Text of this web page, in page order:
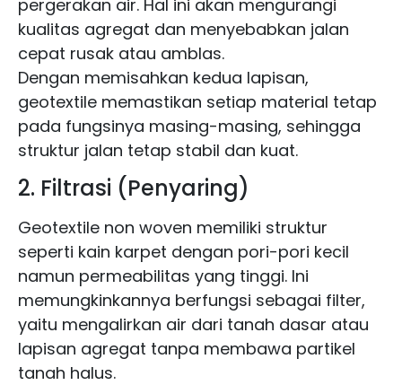
pergerakan air. Hal ini akan mengurangi
kualitas agregat dan menyebabkan jalan
cepat rusak atau amblas.
Dengan memisahkan kedua lapisan,
geotextile memastikan setiap material tetap
pada fungsinya masing-masing, sehingga
struktur jalan tetap stabil dan kuat.
2. Filtrasi (Penyaring)
Geotextile non woven memiliki struktur
seperti kain karpet dengan pori-pori kecil
namun permeabilitas yang tinggi. Ini
memungkinkannya berfungsi sebagai filter,
yaitu mengalirkan air dari tanah dasar atau
lapisan agregat tanpa membawa partikel
tanah halus.